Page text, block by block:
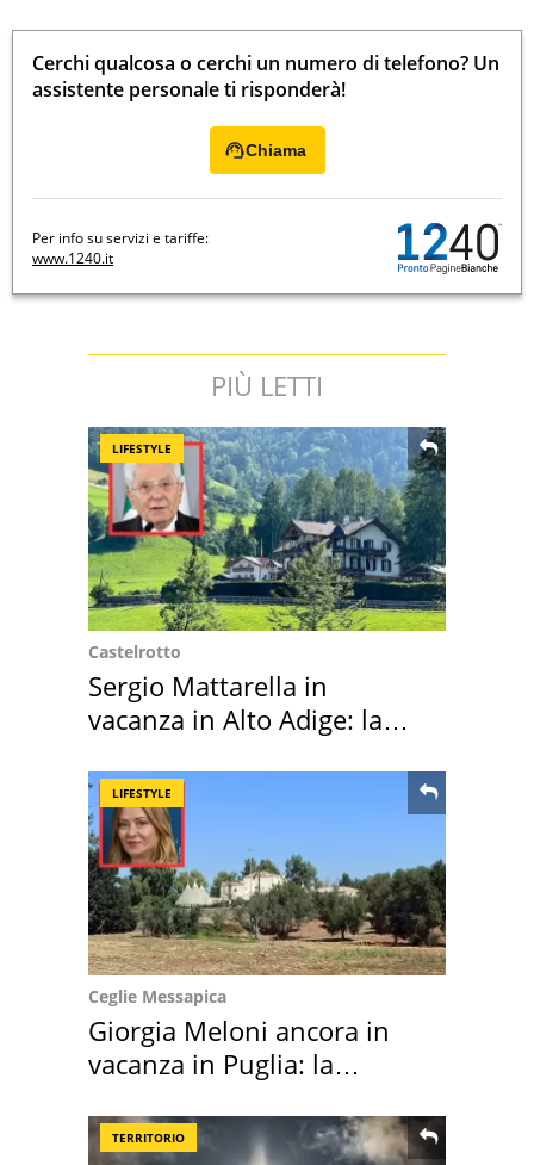
Cerchi qualcosa o cerchi un numero di telefono? Un
assistente personale ti risponderà!
Chiama
Per info su servizi e tariffe:
www.1240.it
PIÙ LETTI
LIFESTYLE
Castelrotto
Sergio Mattarella in
vacanza in Alto Adige: la
LIFESTYLE
Ceglie Messapica
Giorgia Meloni ancora in
vacanza in Puglia: la
TERRITORIO